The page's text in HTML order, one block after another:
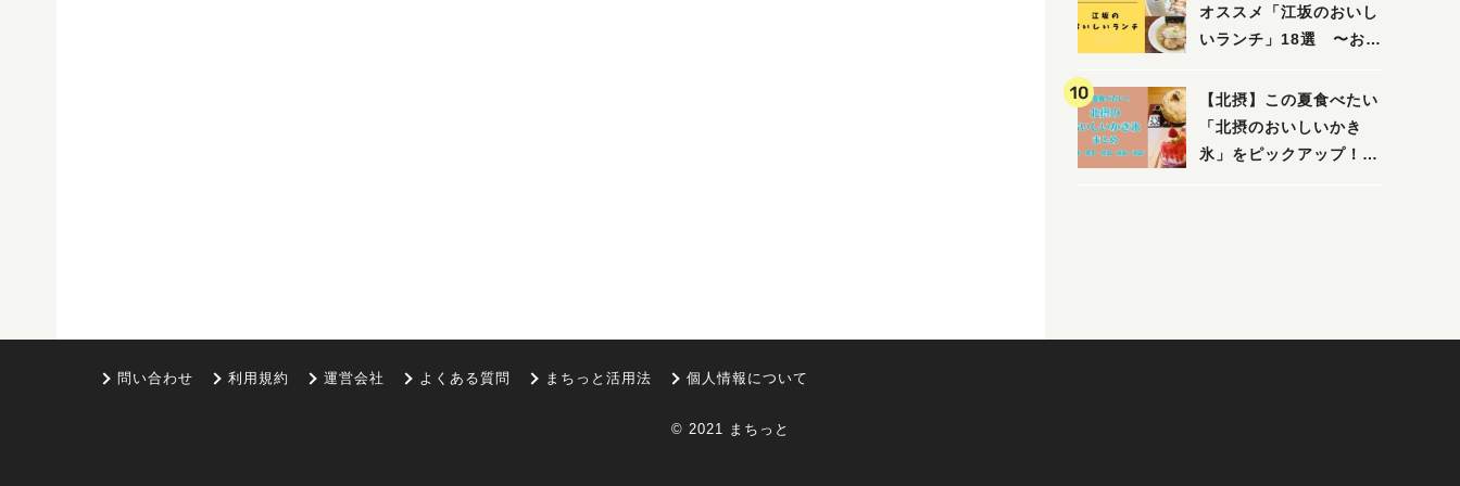
オススメ「江坂のおいし
いランチ」18選 〜おし
とりさまでも楽しめるお
店まで〜
【北摂】この夏食べたい
「北摂のおいしいかき
氷」をピックアップ！
問い合わせ 利用規約 運営会社 よくある質問 まちっと活用法 個人情報について
© 2021 まちっと